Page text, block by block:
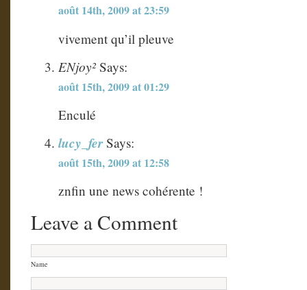
août 14th, 2009 at 23:59
vivement qu’il pleuve
ENjoy² Says:
août 15th, 2009 at 01:29
Enculé
lucy_ferSays:
août 15th, 2009 at 12:58
znfin une news cohérente !
Leave a Comment
Name